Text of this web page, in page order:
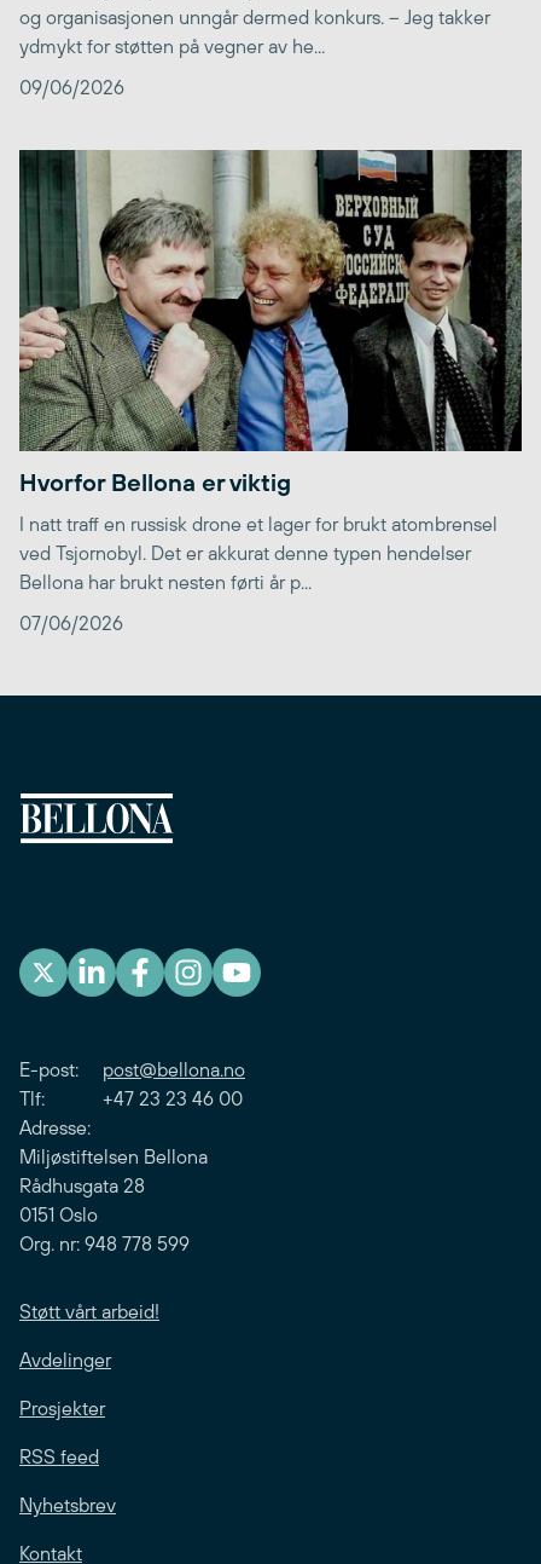
og organisasjonen unngår dermed konkurs. – Jeg takker
ydmykt for støtten på vegner av he...
09/06/2026
Hvorfor Bellona er viktig
I natt traff en russisk drone et lager for brukt atombrensel
ved Tsjornobyl. Det er akkurat denne typen hendelser
Bellona har brukt nesten førti år p...
07/06/2026
E-post: post@bellona.no
Tlf: +47 23 23 46 00
Adresse:
Miljøstiftelsen Bellona
Rådhusgata 28
0151 Oslo
Org. nr: 948 778 599
Støtt vårt arbeid!
Avdelinger
Prosjekter
RSS feed
Nyhetsbrev
Kontakt